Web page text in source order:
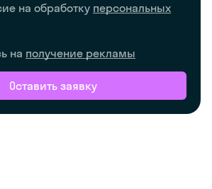
на обработку персональных
на получение рекламы
Оставить заявку